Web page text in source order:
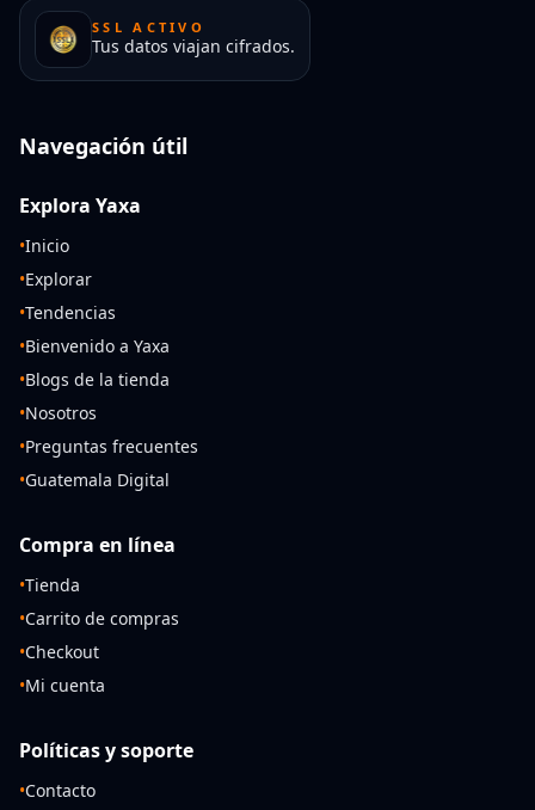
SSL ACTIVO
Tus datos viajan cifrados.
Navegación útil
Explora Yaxa
•Inicio
•Explorar
•Tendencias
•Bienvenido a Yaxa
•Blogs de la tienda
•Nosotros
•Preguntas frecuentes
•Guatemala Digital
Compra en línea
•Tienda
•Carrito de compras
•Checkout
•Mi cuenta
Políticas y soporte
•Contacto